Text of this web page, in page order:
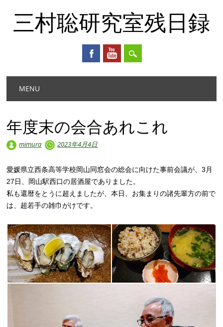
三村聡研究室残日録
Main menu
MENU
年度末の会合あれこれ
mimura 2023年4月4日
愛媛県立西条高等学校岡山同窓会の総会に向けた事前会議が、3月
27日、岡山駅西口の居酒屋でありました。
私も還暦をとうに超えましたが、本日、お集まりの諸先輩方の前で
は、超若手の雑巾がけです。